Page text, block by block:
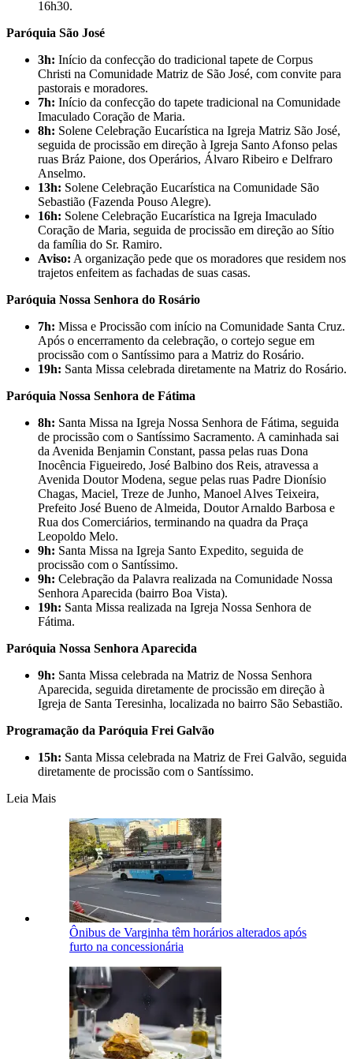
16h30.
Paróquia São José
3h: Início da confecção do tradicional tapete de Corpus
Christi na Comunidade Matriz de São José, com convite para
pastorais e moradores.
7h: Início da confecção do tapete tradicional na Comunidade
Imaculado Coração de Maria.
8h: Solene Celebração Eucarística na Igreja Matriz São José,
seguida de procissão em direção à Igreja Santo Afonso pelas
ruas Bráz Paione, dos Operários, Álvaro Ribeiro e Delfraro
Anselmo.
13h: Solene Celebração Eucarística na Comunidade São
Sebastião (Fazenda Pouso Alegre).
16h: Solene Celebração Eucarística na Igreja Imaculado
Coração de Maria, seguida de procissão em direção ao Sítio
da família do Sr. Ramiro.
Aviso: A organização pede que os moradores que residem nos
trajetos enfeitem as fachadas de suas casas.
Paróquia Nossa Senhora do Rosário
7h: Missa e Procissão com início na Comunidade Santa Cruz.
Após o encerramento da celebração, o cortejo segue em
procissão com o Santíssimo para a Matriz do Rosário.
19h: Santa Missa celebrada diretamente na Matriz do Rosário.
Paróquia Nossa Senhora de Fátima
8h: Santa Missa na Igreja Nossa Senhora de Fátima, seguida
de procissão com o Santíssimo Sacramento. A caminhada sai
da Avenida Benjamin Constant, passa pelas ruas Dona
Inocência Figueiredo, José Balbino dos Reis, atravessa a
Avenida Doutor Modena, segue pelas ruas Padre Dionísio
Chagas, Maciel, Treze de Junho, Manoel Alves Teixeira,
Prefeito José Bueno de Almeida, Doutor Arnaldo Barbosa e
Rua dos Comerciários, terminando na quadra da Praça
Leopoldo Melo.
9h: Santa Missa na Igreja Santo Expedito, seguida de
procissão com o Santíssimo.
9h: Celebração da Palavra realizada na Comunidade Nossa
Senhora Aparecida (bairro Boa Vista).
19h: Santa Missa realizada na Igreja Nossa Senhora de
Fátima.
Paróquia Nossa Senhora Aparecida
9h: Santa Missa celebrada na Matriz de Nossa Senhora
Aparecida, seguida diretamente de procissão em direção à
Igreja de Santa Teresinha, localizada no bairro São Sebastião.
Programação da Paróquia Frei Galvão
15h: Santa Missa celebrada na Matriz de Frei Galvão, seguida
diretamente de procissão com o Santíssimo.
Leia Mais
Ônibus de Varginha têm horários alterados após
furto na concessionária